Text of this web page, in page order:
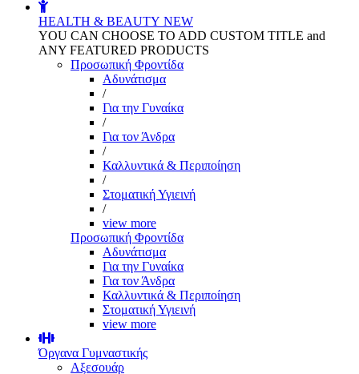
HEALTH & BEAUTY NEW
YOU CAN CHOOSE TO ADD CUSTOM TITLE and
ANY FEATURED PRODUCTS
Προσωπική Φροντίδα
Αδυνάτισμα
/
Για την Γυναίκα
/
Για τον Άνδρα
/
Καλλυντικά & Περιποίηση
/
Στοματική Υγιεινή
/
view more
Προσωπική Φροντίδα
Αδυνάτισμα
Για την Γυναίκα
Για τον Άνδρα
Καλλυντικά & Περιποίηση
Στοματική Υγιεινή
view more
Όργανα Γυμναστικής
Αξεσουάρ